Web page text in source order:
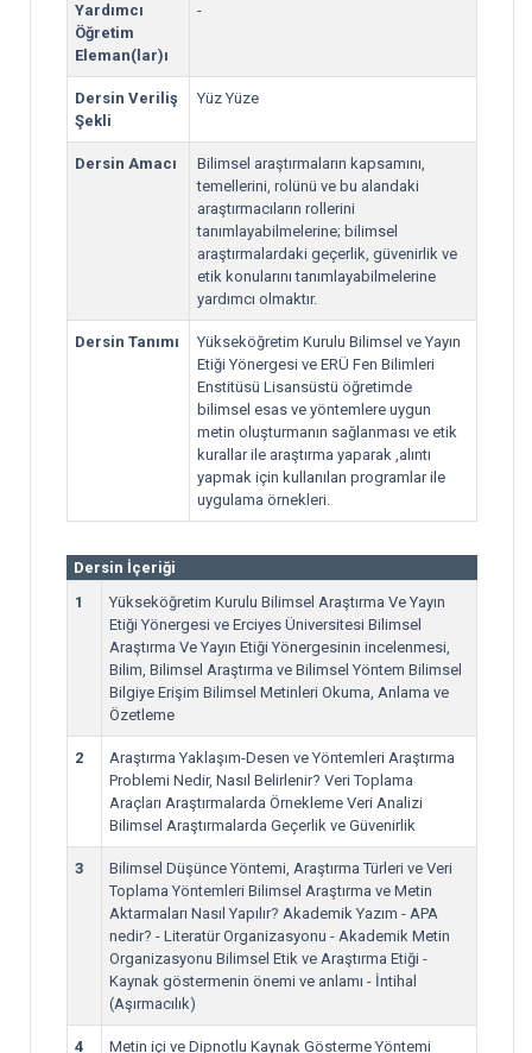
Yardımcı
Öğretim
Eleman(lar)ı
-
Dersin Veriliş
Şekli
Yüz Yüze
Dersin Amacı
Bilimsel araştırmaların kapsamını,
temellerini, rolünü ve bu alandaki
araştırmacıların rollerini
tanımlayabilmelerine; bilimsel
araştırmalardaki geçerlik, güvenirlik ve
etik konularını tanımlayabilmelerine
yardımcı olmaktır.
Dersin Tanımı
Yükseköğretim Kurulu Bilimsel ve Yayın
Etiği Yönergesi ve ERÜ Fen Bilimleri
Enstitüsü Lisansüstü öğretimde
bilimsel esas ve yöntemlere uygun
metin oluşturmanın sağlanması ve etik
kurallar ile araştırma yaparak ,alıntı
yapmak için kullanılan programlar ile
uygulama örnekleri.
Dersin İçeriği
1
Yükseköğretim Kurulu Bilimsel Araştırma Ve Yayın
Etiği Yönergesi ve Erciyes Üniversitesi Bilimsel
Araştırma Ve Yayın Etiği Yönergesinin incelenmesi,
Bilim, Bilimsel Araştırma ve Bilimsel Yöntem Bilimsel
Bilgiye Erişim Bilimsel Metinleri Okuma, Anlama ve
Özetleme
2
Araştırma Yaklaşım-Desen ve Yöntemleri Araştırma
Problemi Nedir, Nasıl Belirlenir? Veri Toplama
Araçları Araştırmalarda Örnekleme Veri Analizi
Bilimsel Araştırmalarda Geçerlik ve Güvenirlik
3
Bilimsel Düşünce Yöntemi, Araştırma Türleri ve Veri
Toplama Yöntemleri Bilimsel Araştırma ve Metin
Aktarmaları Nasıl Yapılır? Akademik Yazım - APA
nedir? - Literatür Organizasyonu - Akademik Metin
Organizasyonu Bilimsel Etik ve Araştırma Etiği -
Kaynak göstermenin önemi ve anlamı - İntihal
(Aşırmacılık)
4 Metin içi ve Dipnotlu Kaynak Gösterme Yöntemi